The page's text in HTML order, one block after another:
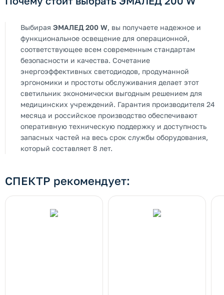
Выбирая ЭМАЛЕД 200 W, вы получаете надежное и
функциональное освещение для операционной,
соответствующее всем современным стандартам
безопасности и качества. Сочетание
энергоэффективных светодиодов, продуманной
эргономики и простоты обслуживания делает этот
светильник экономически выгодным решением для
медицинских учреждений. Гарантия производителя 24
месяца и российское производство обеспечивают
оперативную техническую поддержку и доступность
запасных частей на весь срок службы оборудования,
который составляет 8 лет.
СПЕКТР рекомендует: